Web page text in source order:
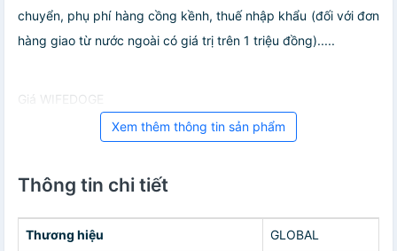
chuyển, phụ phí hàng cồng kềnh, thuế nhập khẩu (đối với đơn
hàng giao từ nước ngoài có giá trị trên 1 triệu đồng).....
Giá WIFEDOGE
Xem thêm thông tin sản phẩm
Thông tin chi tiết
Thương hiệu GLOBAL